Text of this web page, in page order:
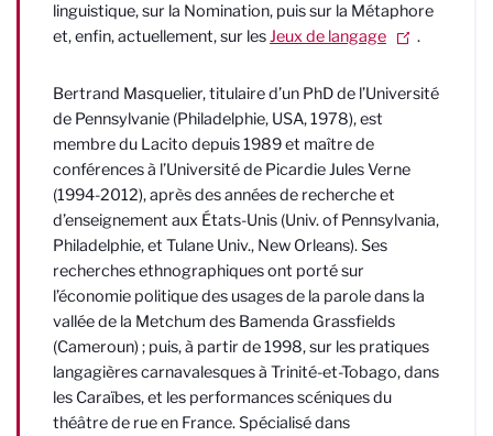
linguistique, sur la Nomination, puis sur la Métaphore
et, enfin, actuellement, sur lesJeux de langage .
Bertrand Masquelier, titulaire d’un PhD de l’Université
de Pennsylvanie (Philadelphie, USA, 1978), est
membre du Lacito depuis 1989 et maître de
conférences à l’Université de Picardie Jules Verne
(1994-2012), après des années de recherche et
d’enseignement aux États-Unis (Univ. of Pennsylvania,
Philadelphie, et Tulane Univ., New Orleans). Ses
recherches ethnographiques ont porté sur
l’économie politique des usages de la parole dans la
vallée de la Metchum des Bamenda Grassfields
(Cameroun) ; puis, à partir de 1998, sur les pratiques
langagières carnavalesques à Trinité-et-Tobago, dans
les Caraïbes, et les performances scéniques du
théâtre de rue en France. Spécialisé dans